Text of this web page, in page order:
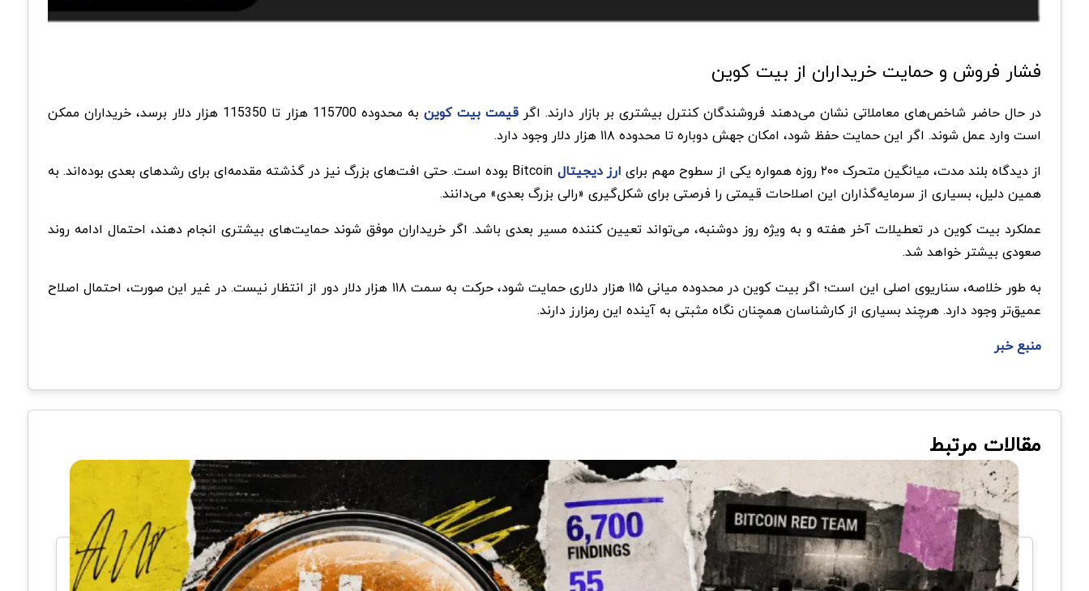
فشار فروش و حمایت خریداران از بیت کوین
در حال حاضر شاخص‌های معاملاتی نشان می‌دهند فروشندگان کنترل بیشتری بر بازار دارند. اگرقیمت بیت کوین
به محدوده 115700 هزار تا 115350 هزار دلار برسد، خریداران ممکن
است وارد عمل شوند. اگر این حمایت حفظ شود، امکان جهش دوباره تا محدوده ۱۱۸ هزار دلار وجود دارد.
از دیدگاه بلند مدت، میانگین متحرک ۲۰۰ روزه همواره یکی از سطوح مهم برای
ارز دیجیتال
Bitcoin بوده است. حتی افت‌های بزرگ نیز در گذشته مقدمه‌ای برای رشدهای بعدی بوده‌اند. به
همین دلیل، بسیاری از سرمایه‌گذاران این اصلاحات قیمتی را فرصتی برای شکل‌گیری «رالی بزرگ بعدی» می‌دانند.
عملکرد بیت کوین در تعطیلات آخر هفته و به‌ ویژه روز دوشنبه، می‌تواند تعیین‌ کننده مسیر بعدی باشد. اگر خریداران موفق شوند حمایت‌های بیشتری انجام دهند، احتمال ادامه روند
صعودی بیشتر خواهد شد.
به طور خلاصه، سناریوی اصلی این است؛ اگر بیت کوین در محدوده میانی ۱۱۵ هزار دلاری حمایت شود، حرکت به سمت ۱۱۸ هزار دلار دور از انتظار نیست. در غیر این صورت، احتمال اصلاح
عمیق‌تر وجود دارد. هرچند بسیاری از کارشناسان همچنان نگاه مثبتی به آینده این رمزارز دارند.
منبع خبر
مقالات مرتبط